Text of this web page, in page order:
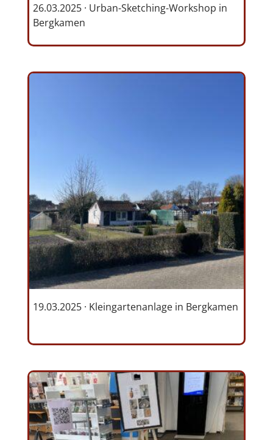
26.03.2025 · Urban-Sketching-Workshop in
Bergkamen
19.03.2025 · Kleingartenanlage in Bergkamen